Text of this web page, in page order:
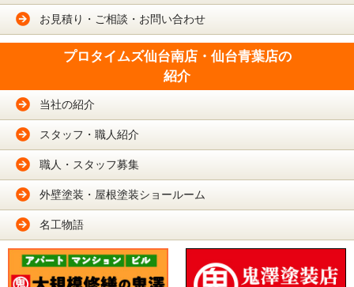
お見積り・ご相談・お問い合わせ
プロタイムズ仙台南店・仙台青葉店の
紹介
当社の紹介
スタッフ・職人紹介
職人・スタッフ募集
外壁塗装・屋根塗装ショールーム
名工物語